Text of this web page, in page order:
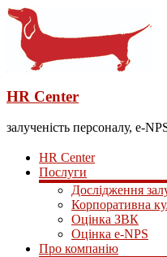
HR Center
залученість персоналу, e-
HR Center
Послуги
Дослідження
Корпоративна
Оцінка ЗВК
Оцінка e-NPS
Про компанію